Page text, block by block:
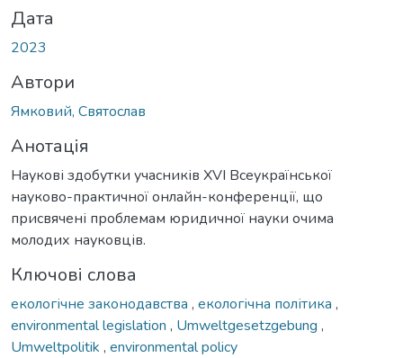
Дата
2023
Автори
Ямковий, Святослав
Анотація
Наукові здобутки учасників ХVІ Всеукраїнської
науково-практичної онлайн-конференції, що
присвячені проблемам юридичної науки очима
молодих науковців.
Ключові слова
екологічне законодавства , екологічна політика ,
environmental legislation , Umweltgesetzgebung ,
Umweltpolitik , environmental policy